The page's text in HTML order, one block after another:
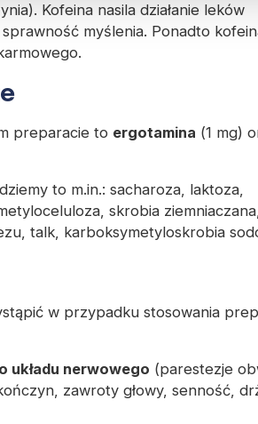
Kofeina nasila działanie leków
myślenia. Ponadto
preparacie to ergotamina (1 mg)
to m.in.: sacharoza, laktoza,
skrobia
talk, karboksymetyloskrobia
w przypadku stosowania
układu nerwowego (parestezje
zawroty głowy, senność,